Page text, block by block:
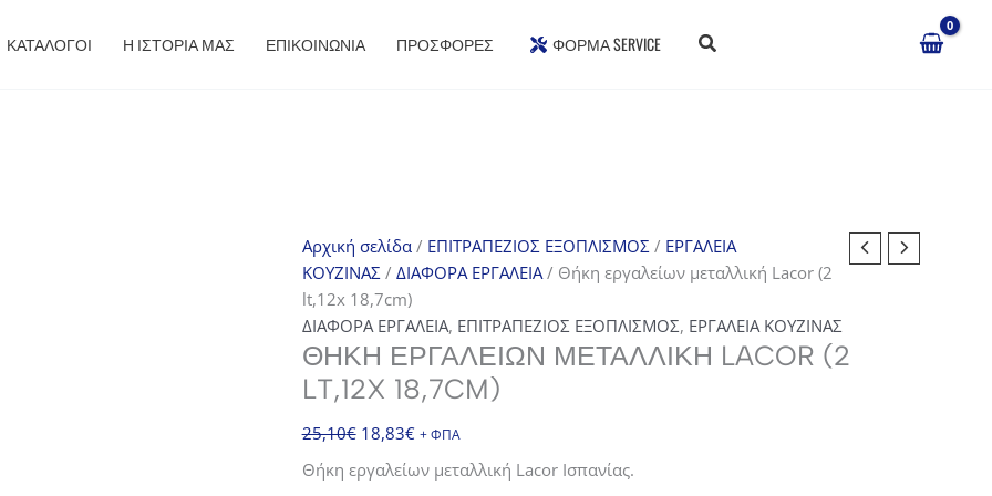
ΚΑΤΑΛΟΓΟΙ Η ΙΣΤΟΡΙΑ ΜΑΣ ΕΠΙΚΟΙΝΩΝΙΑ ΠΡΟΣΦΟΡΈΣ ΦΌΡΜΑ SERVICE
Αρχική σελίδα/ ΕΠΙΤΡΑΠΕΖΙΟΣ ΕΞΟΠΛΙΣΜΟΣ/ ΕΡΓΑΛΕΙΑ
ΚΟΥΖΙΝΑΣ/ ΔΙΑΦΟΡΑ ΕΡΓΑΛΕΙΑ/ Θήκη εργαλείων μεταλλική Lacor (2
lt,12x 18,7cm)
ΔΙΑΦΟΡΑ ΕΡΓΑΛΕΙΑ, ΕΠΙΤΡΑΠΕΖΙΟΣ ΕΞΟΠΛΙΣΜΟΣ, ΕΡΓΑΛΕΙΑ ΚΟΥΖΙΝΑΣ
ΘΉΚΗ ΕΡΓΑΛΕΊΩΝ ΜΕΤΑΛΛΙΚΉ LACOR (2
LT,12X 18,7CM)
25,10€ Original
price
was:
18,83€Η
τρέχουσα
τιμή
+ ΦΠΑ
Θήκη εργαλείων μεταλλική Lacor Ισπανίας.